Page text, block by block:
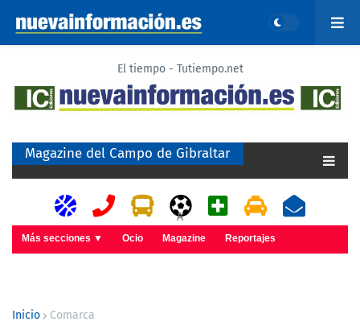
El tiempo - Tutiempo.net
Magazine del Campo de Gibraltar
A
Más secciones ▼ Ocio Magazine Reportajes
Inicio Comarca